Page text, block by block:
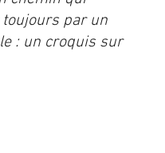
toujours par un
: un croquis sur